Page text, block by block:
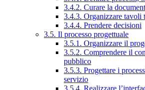
3.4.2. Curare la
3.4.3. Organizzare tavoli
3.4.4. Prendere decisioni
3.5. Il processo progettuale
3.5.1. Organizzare il
3.5.2. Comprendere il
pubblico
3.5.3. Progettare i
servizio
3.5.4. Realizzare